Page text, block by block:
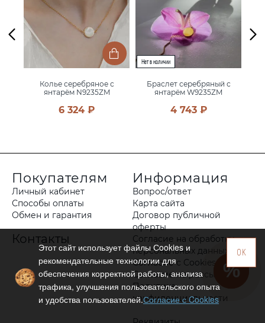
Колье серебряное с
янтарём N9235ZM
6 324 ₽
Браслет серебряный с
янтарём W9235ZM
4 743 ₽
Покупателям
Личный кабинет
Способы оплаты
Обмен и гарантия
Контакты
Информация
Вопрос/ответ
Карта сайта
Договор публичной
оферты
Согласие на обработку
персональных данных
Согласие с Cookies
Согласие на рассылку
Политика
конфиденциальности
OK
Этот сайт использует файлы Сookies и
рекомендательные технологии для
обеспечения корректной работы, анализа
трафика, улучшения пользовательского опыта
и удобства пользователей.Согласие с Cookies